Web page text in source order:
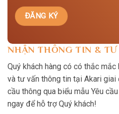
NHẬN THÔNG TIN & TƯ
Quý khách hàng có có thắc
và tư vấn thông tin tại Akari giai
cầu thông qua biểu mẫu Yêu
ngay để hỗ trợ Quý khách!